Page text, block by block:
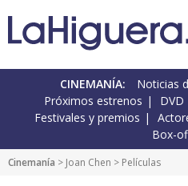
CINEMANÍA: Noticias
Próximos estrenos
DVD
Festivales y premios
Box-
Cinemanía > Joan Chen > Películas